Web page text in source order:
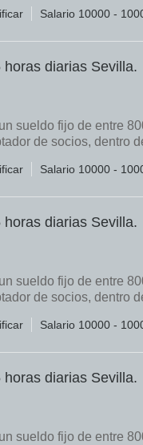
Salario 10000 -
diarias Sevilla.
sueldo fijo de entre
de socios, dentro
Salario 10000 -
diarias Sevilla.
sueldo fijo de entre
de socios, dentro
Salario 10000 -
diarias Sevilla.
sueldo fijo de entre